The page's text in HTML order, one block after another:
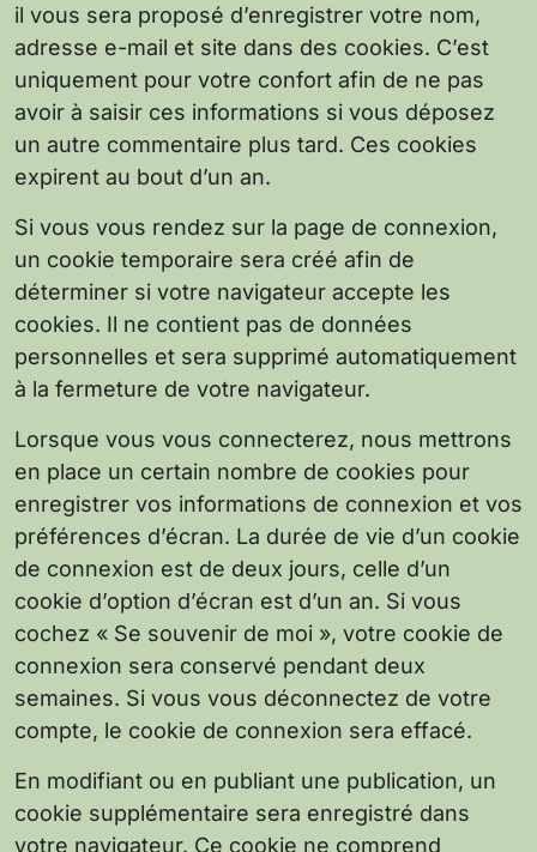
il vous sera proposé d’enregistrer votre nom,
adresse e-mail et site dans des cookies. C’est
uniquement pour votre confort afin de ne pas
avoir à saisir ces informations si vous déposez
un autre commentaire plus tard. Ces cookies
expirent au bout d’un an.
Si vous vous rendez sur la page de connexion,
un cookie temporaire sera créé afin de
déterminer si votre navigateur accepte les
cookies. Il ne contient pas de données
personnelles et sera supprimé automatiquement
à la fermeture de votre navigateur.
Lorsque vous vous connecterez, nous mettrons
en place un certain nombre de cookies pour
enregistrer vos informations de connexion et vos
préférences d’écran. La durée de vie d’un cookie
de connexion est de deux jours, celle d’un
cookie d’option d’écran est d’un an. Si vous
cochez « Se souvenir de moi », votre cookie de
connexion sera conservé pendant deux
semaines. Si vous vous déconnectez de votre
compte, le cookie de connexion sera effacé.
En modifiant ou en publiant une publication, un
cookie supplémentaire sera enregistré dans
votre navigateur. Ce cookie ne comprend